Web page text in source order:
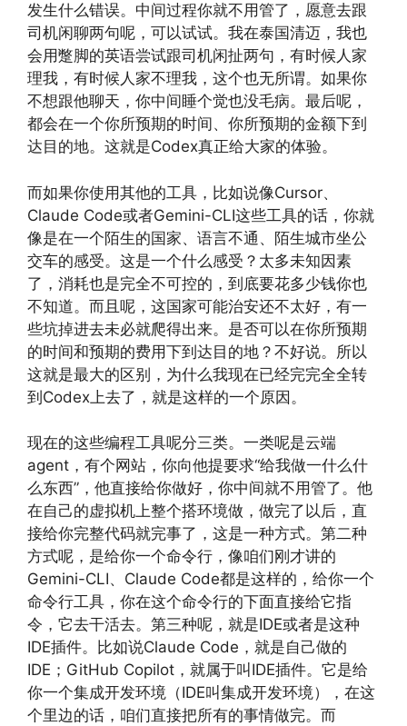
发生什么错误。中间过程你就不用管了，愿意去跟
司机闲聊两句呢，可以试试。我在泰国清迈，我也
会用蹩脚的英语尝试跟司机闲扯两句，有时候人家
理我，有时候人家不理我，这个也无所谓。如果你
不想跟他聊天，你中间睡个觉也没毛病。最后呢，
都会在一个你所预期的时间、你所预期的金额下到
达目的地。这就是Codex真正给大家的体验。
而如果你使用其他的工具，比如说像Cursor、
Claude Code或者Gemini-CLI这些工具的话，你就
像是在一个陌生的国家、语言不通、陌生城市坐公
交车的感受。这是一个什么感受？太多未知因素
了，消耗也是完全不可控的，到底要花多少钱你也
不知道。而且呢，这国家可能治安还不太好，有一
些坑掉进去未必就爬得出来。是否可以在你所预期
的时间和预期的费用下到达目的地？不好说。所以
这就是最大的区别，为什么我现在已经完完全全转
到Codex上去了，就是这样的一个原因。
现在的这些编程工具呢分三类。一类呢是云端
agent，有个网站，你向他提要求“给我做一什么什
么东西”，他直接给你做好，你中间就不用管了。他
在自己的虚拟机上整个搭环境做，做完了以后，直
接给你完整代码就完事了，这是一种方式。第二种
方式呢，是给你一个命令行，像咱们刚才讲的
Gemini-CLI、Claude Code都是这样的，给你一个
命令行工具，你在这个命令行的下面直接给它指
令，它去干活去。第三种呢，就是IDE或者是这种
IDE插件。比如说Claude Code，就是自己做的
IDE；GitHub Copilot，就属于叫IDE插件。它是给
你一个集成开发环境（IDE叫集成开发环境），在这
个里边的话，咱们直接把所有的事情做完。而